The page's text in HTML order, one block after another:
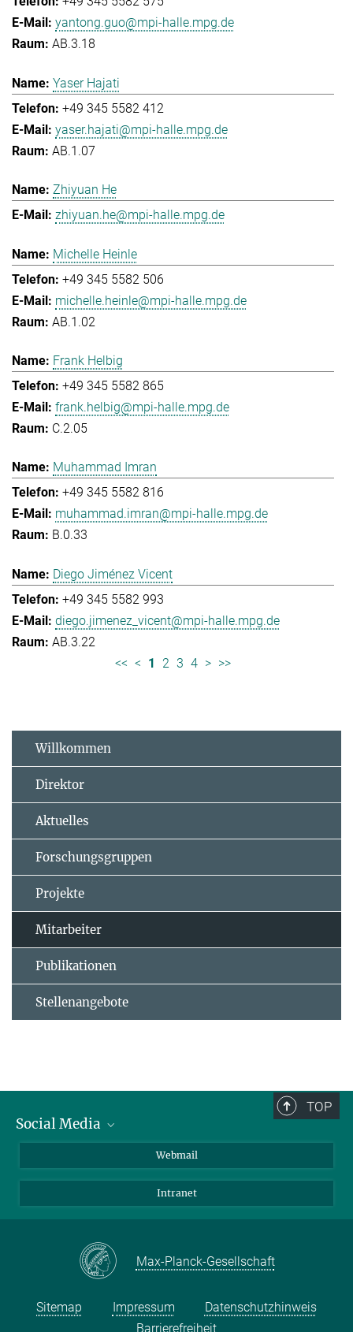
yantong.guo@mpi-halle.mpg.de
AB.3.18
Yaser Hajati
+49 345 5582 412
yaser.hajati@mpi-halle.mpg.de
AB.1.07
Zhiyuan He
zhiyuan.he@mpi-halle.mpg.de
Michelle Heinle
+49 345 5582 506
michelle.heinle@mpi-halle.mpg.de
AB.1.02
Frank Helbig
+49 345 5582 865
frank.helbig@mpi-halle.mpg.de
C.2.05
Muhammad Imran
+49 345 5582 816
muhammad.imran@mpi-halle.mpg.de
B.0.33
Diego Jiménez Vicent
+49 345 5582 993
diego.jimenez_vicent@mpi-halle.mpg.de
AB.3.22
<< < 1 2 3 4 > >>
Willkommen
Direktor
Aktuelles
Forschungsgruppen
Projekte
Mitarbeiter
Publikationen
Stellenangebote
TOP
Social Media
YouTube
Webmail
Intranet
Max-Planck-Gesellschaft
Sitemap Impressum
Datenschutzhinweis
Barrierefreiheit